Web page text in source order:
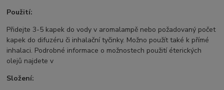
Použití:
Přidejte 3-5 kapek do vody v aromalampě nebo požadovaný počet
kapek do difuzéru či inhalační tyčinky. Možno použít také k přímé
inhalaci. Podrobné informace o možnostech použití éterických
olejů najdete v
Složení: